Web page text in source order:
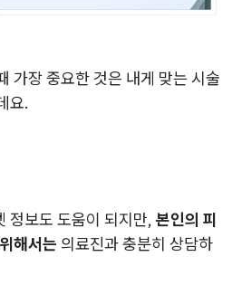
가장 중요한 것은 내게 맞는 시술
요.
정보도 도움이 되지만,본인의 피
해서는 의료진과 충분히 상담하